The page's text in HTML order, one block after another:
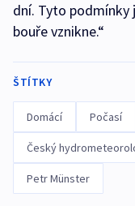
dní. Tyto podmínky
bouře vznikne.“
ŠTÍTKY
Domácí Počasí
Český
Petr Münster